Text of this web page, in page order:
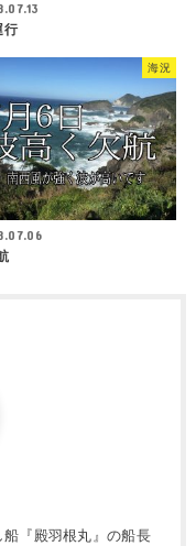
行
海況
『殿羽根丸』の船長